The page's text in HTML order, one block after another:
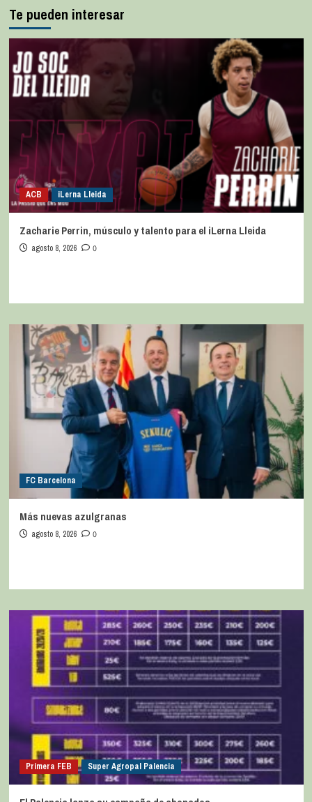
Te pueden interesar
ACB iLerna Lleida
Zacharie Perrin, músculo y talento para el iLerna Lleida
agosto 8, 2026 0
FC Barcelona
Más nuevas azulgranas
agosto 8, 2026 0
Primera FEB Super Agropal Palencia